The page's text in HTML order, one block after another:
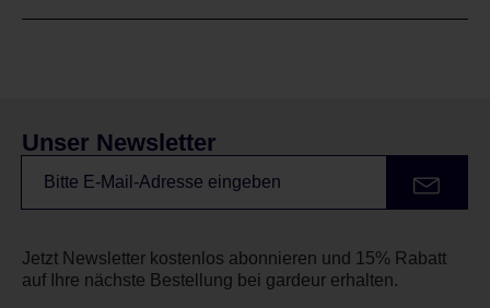
Unser Newsletter
Jetzt Newsletter kostenlos abonnieren und 15% Rabatt
auf Ihre nächste Bestellung bei gardeur erhalten.